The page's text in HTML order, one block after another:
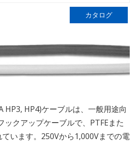
カタログ
HP3, HP4)ケーブルは、一般用途向
ックアップケーブルで、PTFEまた
ています。250Vから1,000Vまでの電